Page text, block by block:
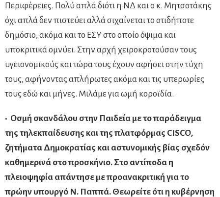
Περιφέρειες. Πολύ απλά διότι η ΝΔ και ο κ. Μητσοτάκης
όχι απλά δεν πιστεύει αλλά σιχαίνεται το οτιδήποτε
δημόσιο, ακόμα και το ΕΣΥ στο οποίο όψιμα και
υποκριτικά ομνύει. Στην αρχή χειροκροτούσαν τους
υγειονομικούς και τώρα τους έχουν αφήσει στην τύχη
τους, αφήνοντας απλήρωτες ακόμα και τις υπερωρίες
τους εδώ και μήνες. Μιλάμε για ωμή κοροϊδία.
• Οσμή σκανδάλoυ στην Παιδεία με το παράδειγμα
της τηλεκπαίδευσης και της πλατφόρμας CISCO,
ζητήματα Δημοκρατίας και αστυνομικής βίας σχεδόν
καθημερινά στο προσκήνιο. Στο αντίποδα η
πλειοψηφία απάντησε με προανακριτική για το
πρώην υπουργό Ν. Παππά. Θεωρείτε ότι η κυβέρνηση